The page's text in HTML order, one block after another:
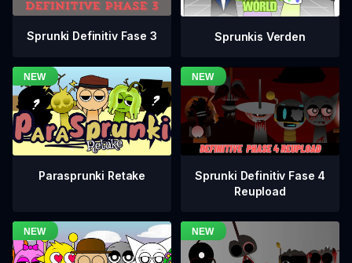
Sprunki Definitiv Fase 3 Sprunkis Verden
Parasprunki Retake
Sprunki Definitiv Fase 4
Reupload